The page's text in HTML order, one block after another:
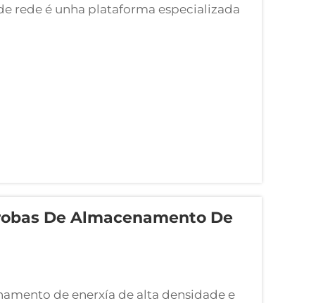
rede é unha plataforma especializada
eléctricas controladas para a avaliación
De Almacenamento De
de enerxía de alta densidade e